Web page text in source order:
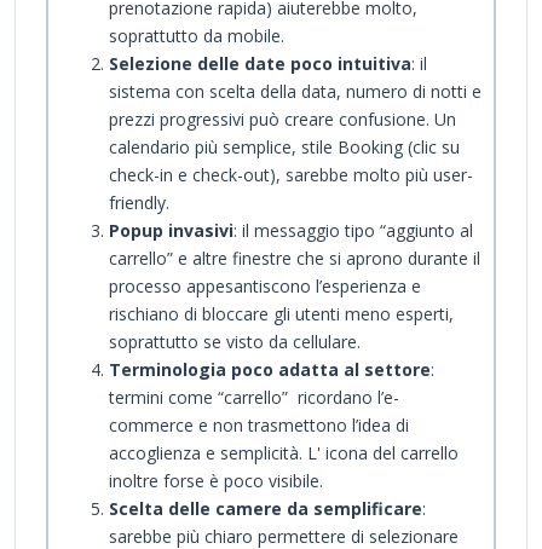
prenotazione rapida) aiuterebbe molto,
soprattutto da mobile.
Selezione delle date poco intuitiva: il
sistema con scelta della data, numero di notti e
prezzi progressivi può creare confusione. Un
calendario più semplice, stile Booking (clic su
check-in e check-out), sarebbe molto più user-
friendly.
Popup invasivi: il messaggio tipo “aggiunto al
carrello” e altre finestre che si aprono durante il
processo appesantiscono l’esperienza e
rischiano di bloccare gli utenti meno esperti,
soprattutto se visto da cellulare.
Terminologia poco adatta al settore:
termini come “carrello” ricordano l’e-
commerce e non trasmettono l’idea di
accoglienza e semplicità. L' icona del carrello
inoltre forse è poco visibile.
Scelta delle camere da semplificare:
sarebbe più chiaro permettere di selezionare